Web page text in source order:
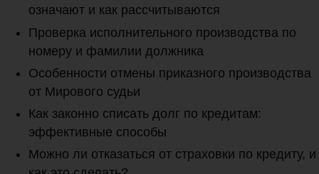
означают и как рассчитываются
Проверка исполнительного производства по
номеру и фамилии должника
Особенности отмены приказного производства
от Мирового судьи
Как законно списать долг по кредитам:
эффективные способы
Можно ли отказаться от страховки по кредиту, и